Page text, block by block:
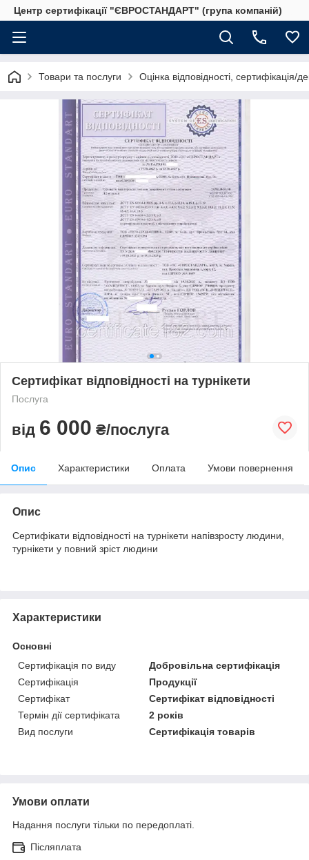
Центр сертифікації "ЄВРОСТАНДАРТ" (група компаній)
Товари та послуги Оцінка відповідності, сертифікація/
Сертифікат відповідності на турнікети
Послуга
від 6 000 ₴/послуга
Опис Характеристики Оплата Умови повернення
Опис
Сертифікати відповідності на турнікети напівзросту людини,
турнікети у повний зріст людини
Характеристики
Основні
Сертифікація по виду
Добровільна сертифікація
Сертифікація
Продукції
Сертифікат
Сертифікат відповідності
Термін дії сертифіката
2 років
Вид послуги
Сертифікація товарів
Умови оплати
Надання послуги тільки по передоплаті.
Післяплата